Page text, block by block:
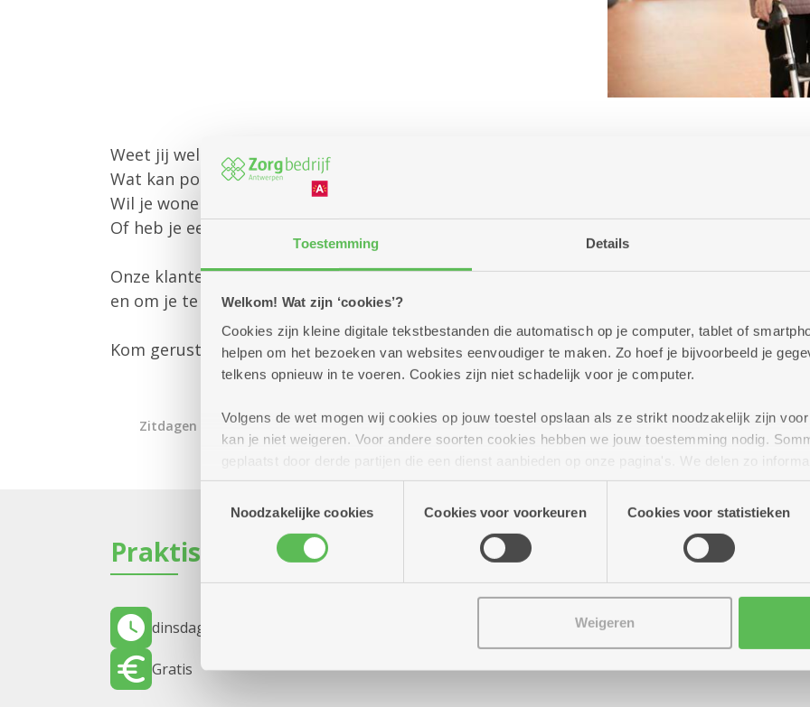
Toestemming Details
Welkom! Wat zijn ‘cookies’?
Cookies zijn kleine digitale tekstbestanden die automatisch op je computer, tablet of
helpen om het bezoeken van websites eenvoudiger te maken. Zo hoef je bijvoorbeeld je
telkens opnieuw in te voeren. Cookies zijn niet schadelijk voor je computer.
Volgens de wet mogen wij cookies op jouw toestel opslaan als ze strikt noodzakelijk zijn
kan je niet weigeren. Voor andere soorten cookies hebben we jouw toestemming nodig.
geplaatst door derde partijen die een dienst aanbieden op onze pagina's. We delen zo
(geanonimiseerd) gebruik van onze site voor social media, advertenties en analyse. Deze
Noodzakelijke cookies
Cookies voor voorkeuren Cookies voor statistieken
Weigeren
Weet jij welke diensten Zorgbedrijf Antwerpen aanbiedt?
Wat kan poetshulp of gezinszorg voor jou betekenen?
Wil je wonen in een assistentiewoning of woonzorgcentrum?
Of heb je een andere vraag?
Onze klantenbegeleider is er om jou persoonlijk te helpen met al jouw vragen rond
en om je te informeren over alle mogelijkheden die we aanbieden.
Kom gerust langs – we helpen je graag verder!
Zitdagen klantendienst
Praktisch
dinsdag 15 september 2026
Gratis